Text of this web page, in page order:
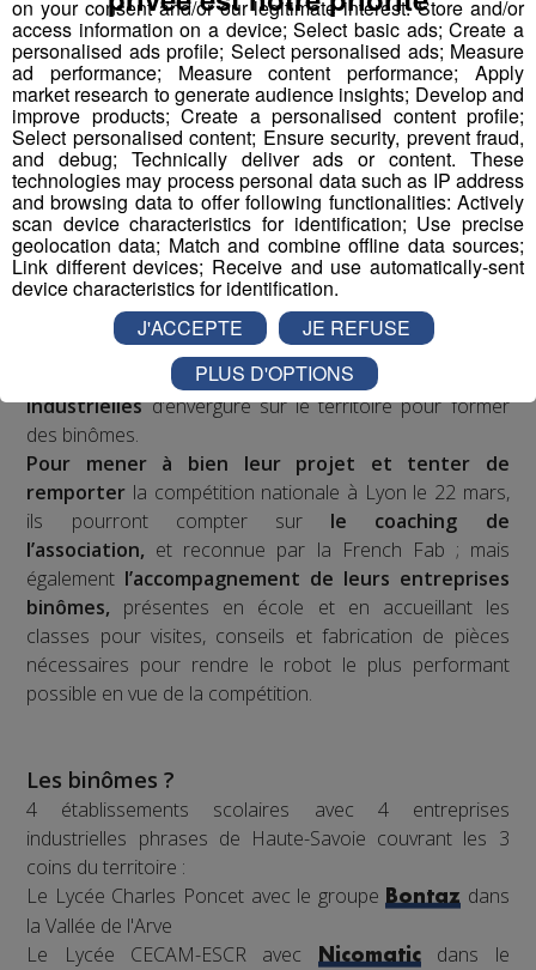
prétexte du robot : de la fabrication d’un robot par des
collégiens et lycéens sur plusieurs mois à leur
participation à une compétition apprenante de robots le
"First Tech Challenge" en points d’orgue, avec leur robot
fabriqué.
Les jeunes des établissements scolaires doivent
fabriquer un robot à partir d'un kit de pièces détachées
fourni par l'association organisatrice la compétition
"Robotique First France". Dans le cadre de TOP FAB, le
Groupe Mont Blanc Médias fait appel à
établissements scolaires volontairesparticipant au
challenge en les associant à
4 entreprises
industriellesd’envergure sur le territoire pour former
des binômes.
Pour mener à bien leur projet et tenter de
remporter la compétition nationale à Lyon le 22 mars,
ils pourront compter sur le coaching de
l’association, et reconnue par la French Fab ; mais
également l’accompagnement de leurs entreprises
binômes, présentes en école et en accueillant les
classes pour visites, conseils et fabrication de pièces
nécessaires pour rendre le robot le plus performant
possible en vue de la compétition.
Les binômes ?
4 établissements scolaires avec 4 entreprises
industrielles phrases de Haute-Savoie couvrant les 3
coins du territoire :
Le Lycée Charles Poncet avec le groupe Bontaz dans
la Vallée de l'Arve
Le Lycée CECAM-ESCR avec
Nicomaticdans le
on your consent and/or our legitimate interest: Store and/or
access information on a device; Select basic ads; Create a
personalised ads profile; Select personalised ads; Measure
ad performance; Measure content performance; Apply
market research to generate audience insights; Develop and
improve products; Create a personalised content profile;
Select personalised content; Ensure security, prevent fraud,
and debug; Technically deliver ads or content. These
technologies may process personal data such as IP address
and browsing data to offer following functionalities: Actively
scan device characteristics for identification; Use precise
geolocation data; Match and combine offline data sources;
Link different devices; Receive and use automatically-sent
device characteristics for identification.
J'ACCEPTE
JE REFUSE
PLUS D'OPTIONS